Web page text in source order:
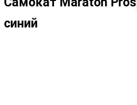
синий